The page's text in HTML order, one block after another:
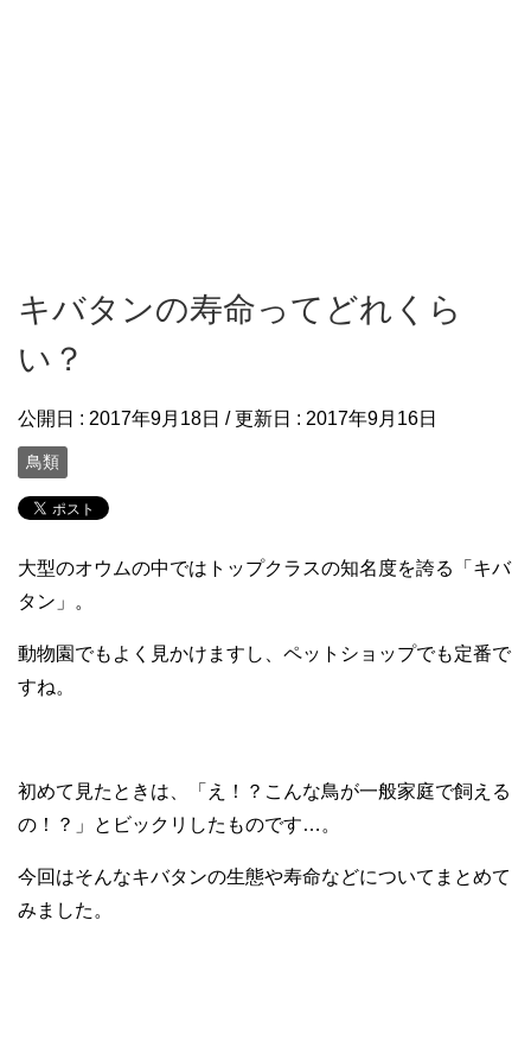
キバタンの寿命ってどれくら
い？
公開日 : 2017年9月18日 / 更新日 : 2017年9月16日
鳥類
大型のオウムの中ではトップクラスの知名度を誇る「キバ
タン」。
動物園でもよく見かけますし、ペットショップでも定番で
すね。
初めて見たときは、「え！？こんな鳥が一般家庭で飼える
の！？」とビックリしたものです…。
今回はそんなキバタンの生態や寿命などについてまとめて
みました。